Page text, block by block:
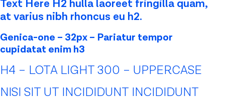
Text Here H2 hulla laoreet fringilla quam,
at varius nibh rhoncus eu h2.
Genica-one – 32px – Pariatur tempor
cupidatat enim h3
H4 – LOTA LIGHT 300 – UPPERCASE
NISI SIT UT INCIDIDUNT INCIDIDUNT